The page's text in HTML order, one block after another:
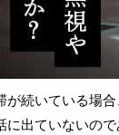
が続いている場
に出ていないの